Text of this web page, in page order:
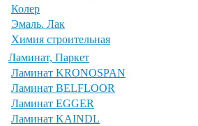
Колер
Эмаль. Лак
Химия строительная
Ламинат, Паркет
Ламинат KRONOSPAN
Ламинат BELFLOOR
Ламинат EGGER
Ламинат KAINDL